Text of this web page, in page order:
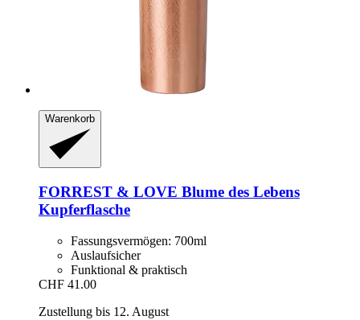
Warenkorb
FORREST & LOVE Blume des Lebens
Kupferflasche
Fassungsvermögen: 700ml
Auslaufsicher
Funktional & praktisch
CHF 41.00
Zustellung bis 12. August